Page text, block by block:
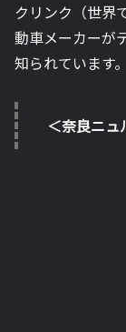
クリンク（世界
動車メーカーが
知られています。
＜奈良ニュ